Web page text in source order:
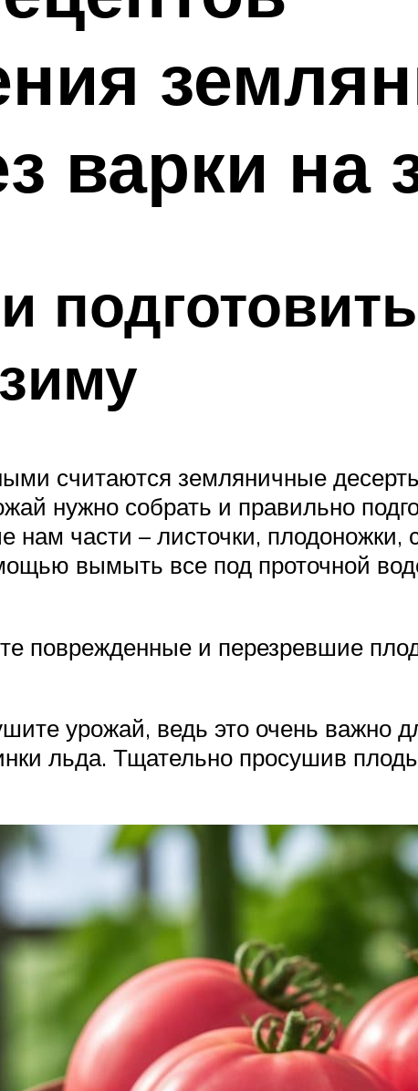
варки на
считаются земляничные
нужно собрать и правильно
нам части – листочки,
вымыть все под проточной
поврежденные и перезревшие
урожай, ведь это очень важно
льда. Тщательно просушив